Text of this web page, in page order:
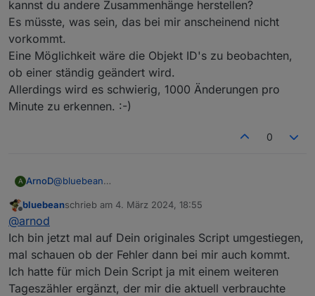
kannst du andere Zusammenhänge herstellen?
Es müsste, was sein, das bei mir anscheinend nicht
vorkommt.
Eine Möglichkeit wäre die Objekt ID's zu beobachten,
ob einer ständig geändert wird.
Allerdings wird es schwierig, 1000 Änderungen pro
Minute zu erkennen. :-)
0
A ArnoD@bluebean
kannst du andere Zusammenhänge herstellen?
vorkommt.
Eine Möglichkeit wäre die Objekt ID's zu beobachten,
ob einer ständig geändert wird.
Allerdings wird es schwierig, 1000 Änderungen pro
Minute zu erkennen. :-)
Offline
bluebeanschrieb am 4. März 2024, 18:55
zuletzt editiert von
@arnod
Ich bin jetzt mal auf Dein originales Script umgestiegen,
mal schauen ob der Fehler dann bei mir auch kommt.
Ich hatte für mich Dein Script ja mit einem weiteren
Tageszähler ergänzt, der mir die aktuell verbrauchte